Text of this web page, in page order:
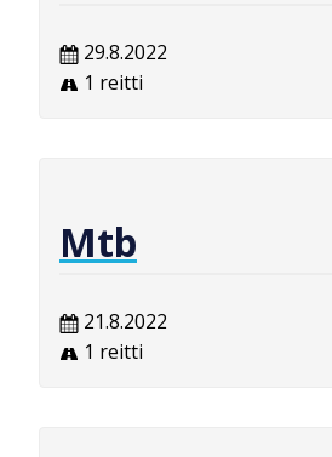
29.8.2022
1 reitti
Mtb
21.8.2022
1 reitti